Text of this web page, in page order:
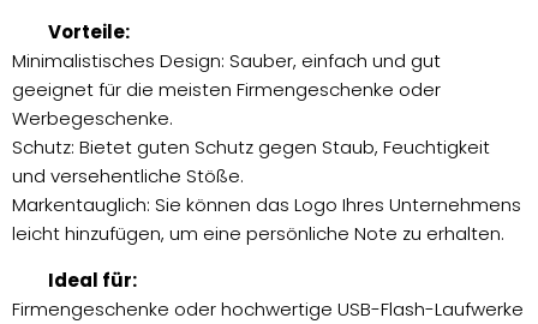
Vorteile:
Minimalistisches Design: Sauber, einfach und gut
geeignet für die meisten Firmengeschenke oder
Werbegeschenke.
Schutz: Bietet guten Schutz gegen Staub, Feuchtigkeit
und versehentliche Stöße.
Markentauglich: Sie können das Logo Ihres Unternehmens
leicht hinzufügen, um eine persönliche Note zu erhalten.
Ideal für:
Firmengeschenke oder hochwertige USB-Flash-Laufwerke